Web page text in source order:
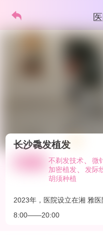
长沙毳发植发
不剃发技术、 微
加密植发、 发际
胡须种植
2023年，医院设立在湘 雅
生创办，自己有研发植发器
8:00——20:00